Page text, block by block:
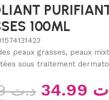
100ML
peaux grasses, peaux
sous traitement
د.ت43.49